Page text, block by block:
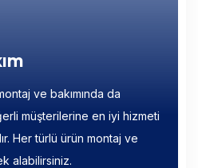
ve bakımında da
müşterilerine en iyi hizmeti
Her türlü ürün montaj ve
alabilirsiniz.